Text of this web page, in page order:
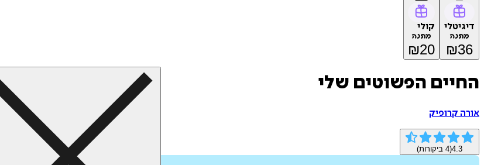
דיגיטלי
מתנה
₪36
קולי
מתנה
₪20
החיים הפשוטים שלי
אורה קרופיק
4.3
(
4 ביקורות)